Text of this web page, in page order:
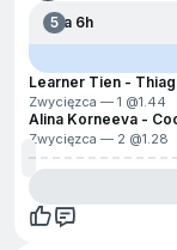
5Za 6h
Learner Tien -
Zwycięzca — 1 @1.44
Alina Korneeva -
Zwycięzca — 2 @1.28